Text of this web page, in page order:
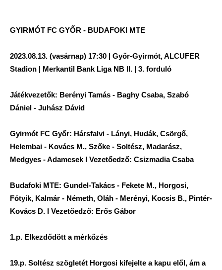
GYIRMÓT FC GYŐR - BUDAFOKI MTE
2023.08.13. (vasárnap) 17:30 | Győr-Gyirmót, ALCUFER
Stadion | Merkantil Bank Liga NB II. | 3. forduló
Játékvezetők: Berényi Tamás - Baghy Csaba, Szabó
Dániel - Juhász Dávid
Gyirmót FC Győr: Hársfalvi - Lányi, Hudák, Csörgő,
Helembai - Kovács M., Szőke - Soltész, Madarász,
Medgyes - Adamcsek I Vezetőedző: Csizmadia Csaba
Budafoki MTE: Gundel-Takács - Fekete M., Horgosi,
Fótyik, Kalmár - Németh, Oláh - Merényi, Kocsis B., Pintér-
Kovács D. I Vezetőedző: Erős Gábor
1.p. Elkezdődött a mérkőzés
19.p. Soltész szögletét Horgosi kifejelte a kapu elől, ám a